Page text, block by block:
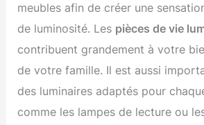
meubles afin de créer une
de luminosité. Les pièces de vie
contribuent grandement à votre
de votre famille. Il est aussi
des luminaires adaptés pour
comme les lampes de lecture ou